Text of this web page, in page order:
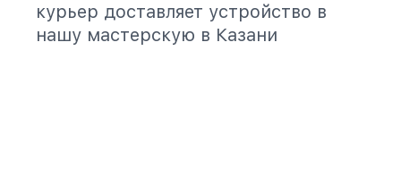
курьер доставляет устройство в
нашу мастерскую в Казани